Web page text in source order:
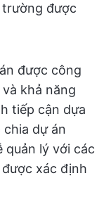
được
được công
khả năng
tiếp cận dựa
dự án
quản lý với các
xác định